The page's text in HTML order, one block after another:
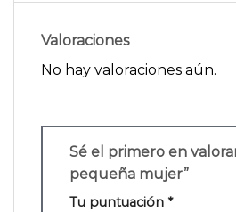
Valoraciones
No hay valoraciones aún.
Sé el primero en
pequeña mujer”
Tu puntuación *